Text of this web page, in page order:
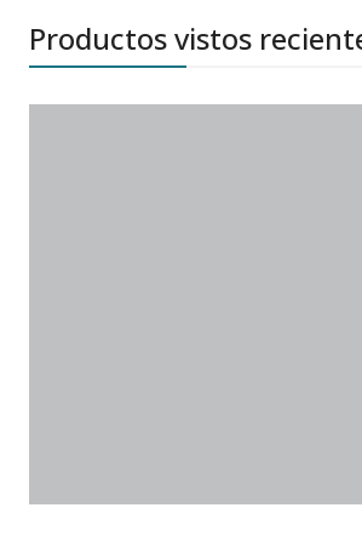
Productos vistos